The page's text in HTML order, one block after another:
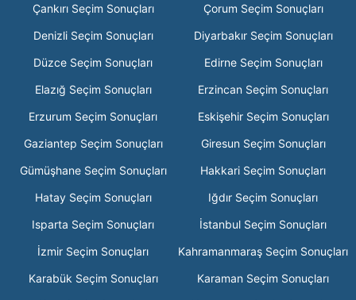
Çankırı Seçim Sonuçları
Çorum Seçim Sonuçları
Denizli Seçim Sonuçları
Diyarbakır Seçim Sonuçları
Düzce Seçim Sonuçları
Edirne Seçim Sonuçları
Elazığ Seçim Sonuçları
Erzincan Seçim Sonuçları
Erzurum Seçim Sonuçları
Eskişehir Seçim Sonuçları
Gaziantep Seçim Sonuçları
Giresun Seçim Sonuçları
Gümüşhane Seçim Sonuçları
Hakkari Seçim Sonuçları
Hatay Seçim Sonuçları
Iğdır Seçim Sonuçları
Isparta Seçim Sonuçları
İstanbul Seçim Sonuçları
İzmir Seçim Sonuçları
Kahramanmaraş Seçim Sonuçları
Karabük Seçim Sonuçları
Karaman Seçim Sonuçları